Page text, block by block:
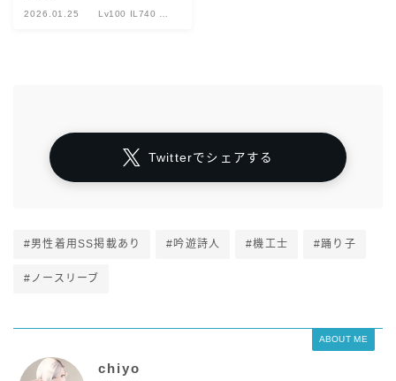
2026.01.25
Lv100 IL740 セ
Twitterでシェアする
#男性着用SS掲載あり #吟遊詩人 #機工士 #踊り子
#ノースリーブ
ABOUT ME
chiyo